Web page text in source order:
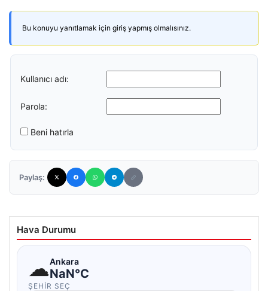
Bu konuyu yanıtlamak için giriş yapmış olmalısınız.
Kullanıcı adı:
Parola:
Beni hatırla
Paylaş:
Hava Durumu
☁Ankara
NaN°C
ŞEHIR SEÇ